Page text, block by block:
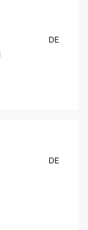
DE
DE